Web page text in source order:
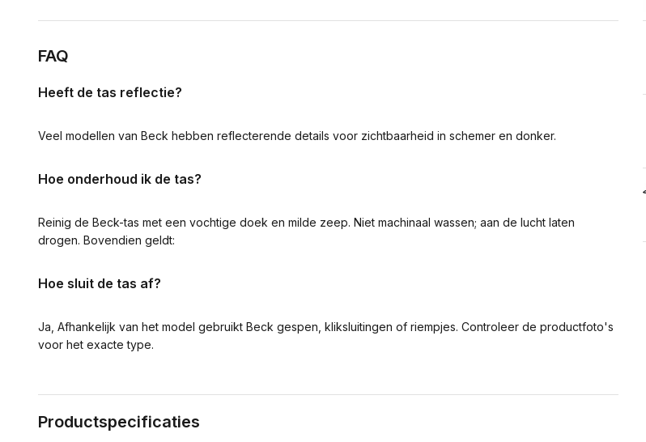
FAQ
Heeft de tas reflectie?
Veel modellen van Beck hebben reflecterende details voor zichtbaarheid in schemer en donker.
Hoe onderhoud ik de tas?
Reinig de Beck-tas met een vochtige doek en milde zeep. Niet machinaal wassen; aan de lucht laten
drogen. Bovendien geldt:
Hoe sluit de tas af?
Ja, Afhankelijk van het model gebruikt Beck gespen, kliksluitingen of riempjes. Controleer de productfoto's
voor het exacte type.
Productspecificaties